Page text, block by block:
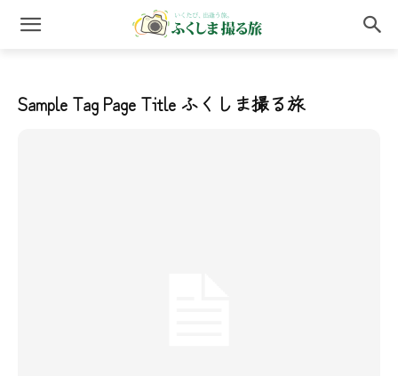
Sample Tag Page Title ふくしま撮る旅